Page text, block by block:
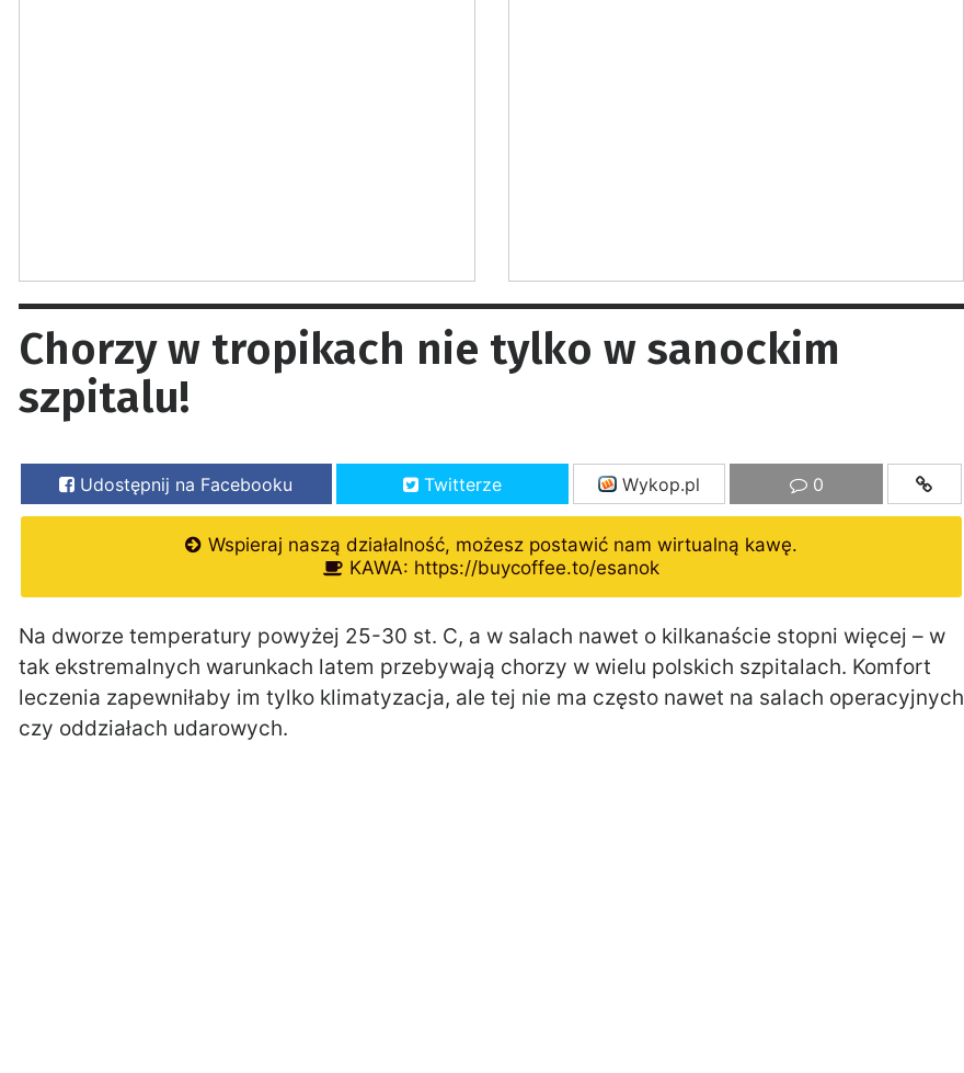
Chorzy w tropikach nie tylko w sanockim
szpitalu!
Udostępnij na Facebooku Twitterze Wykop.pl 0
Wspieraj naszą działalność, możesz postawić nam wirtualną kawę.
KAWA: https://buycoffee.to/esanok
Na dworze temperatury powyżej 25-30 st. C, a w salach nawet o kilkanaście stopni więcej – w
tak ekstremalnych warunkach latem przebywają chorzy w wielu polskich szpitalach. Komfort
leczenia zapewniłaby im tylko klimatyzacja, ale tej nie ma często nawet na salach operacyjnych
czy oddziałach udarowych.